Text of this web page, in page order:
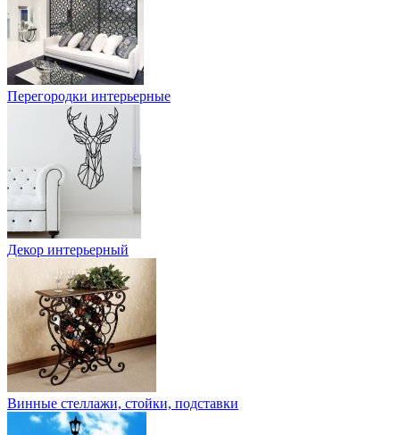
Перегородки интерьерные
Декор интерьерный
Винные стеллажи, стойки, подставки